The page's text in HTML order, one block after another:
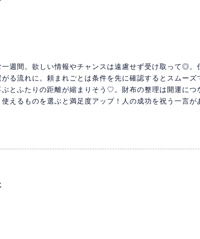
週間。欲しい情報やチャンスは遠慮せず受け取って◎。
る流れに。頼まれごとは条件を先に確認するとスムーズ
とふたりの距離が縮まりそう♡。財布の整理は開運につ
えるものを選ぶと満足度アップ！人の成功を祝う一言が